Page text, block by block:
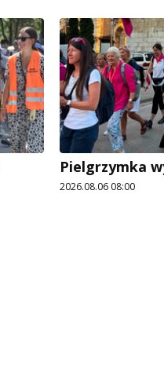
Pielgrzymka
2026.08.06 08:00